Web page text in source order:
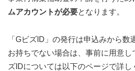
ムアカウントが必要となります。
「GビズID」の発行は申込みから数
お持ちでない場合は、事前に用意
ズIDについては以下のページで詳し